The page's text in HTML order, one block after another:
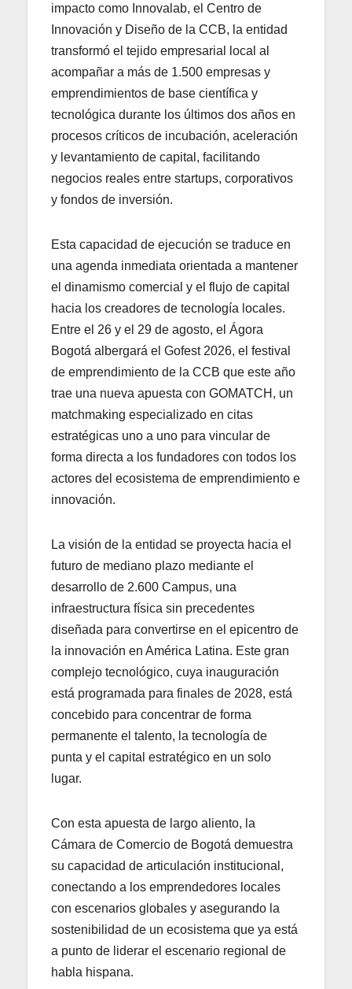
impacto como Innovalab, el Centro de
Innovación y Diseño de la CCB, la entidad
transformó el tejido empresarial local al
acompañar a más de 1.500 empresas y
emprendimientos de base científica y
tecnológica durante los últimos dos años en
procesos críticos de incubación, aceleración
y levantamiento de capital, facilitando
negocios reales entre startups, corporativos
y fondos de inversión.
Esta capacidad de ejecución se traduce en
una agenda inmediata orientada a mantener
el dinamismo comercial y el flujo de capital
hacia los creadores de tecnología locales.
Entre el 26 y el 29 de agosto, el Ágora
Bogotá albergará el Gofest 2026, el festival
de emprendimiento de la CCB que este año
trae una nueva apuesta con GOMATCH, un
matchmaking especializado en citas
estratégicas uno a uno para vincular de
forma directa a los fundadores con todos los
actores del ecosistema de emprendimiento e
innovación.
La visión de la entidad se proyecta hacia el
futuro de mediano plazo mediante el
desarrollo de 2.600 Campus, una
infraestructura física sin precedentes
diseñada para convertirse en el epicentro de
la innovación en América Latina. Este gran
complejo tecnológico, cuya inauguración
está programada para finales de 2028, está
concebido para concentrar de forma
permanente el talento, la tecnología de
punta y el capital estratégico en un solo
lugar.
Con esta apuesta de largo aliento, la
Cámara de Comercio de Bogotá demuestra
su capacidad de articulación institucional,
conectando a los emprendedores locales
con escenarios globales y asegurando la
sostenibilidad de un ecosistema que ya está
a punto de liderar el escenario regional de
habla hispana.